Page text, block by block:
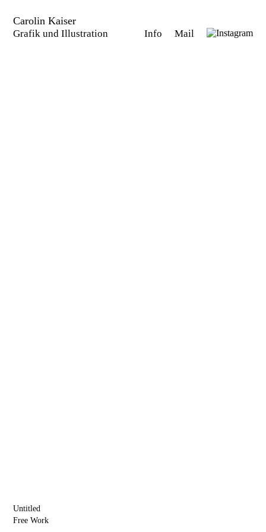
Carolin Kaiser
Grafik und Illustration Info Mail
Untitled
Free Work